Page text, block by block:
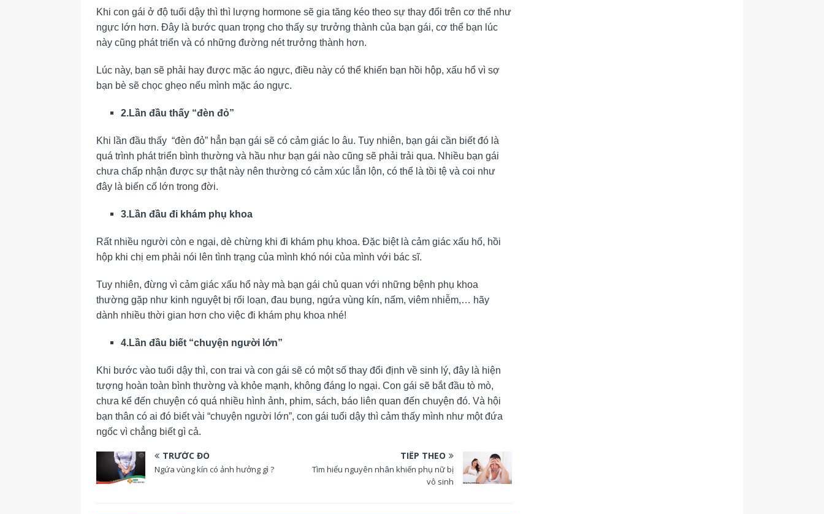
Khi con gái ở độ tuổi dậy thì thì lượng hormone sẽ gia tăng kéo theo sự thay đổi trên cơ thể như
ngực lớn hơn. Đây là bước quan trọng cho thấy sự trưởng thành của bạn gái, cơ thể bạn lúc
này cũng phát triển và có những đường nét trưởng thành hơn.
Lúc này, bạn sẽ phải hay được mặc áo ngực, điều này có thể khiến bạn hồi hộp, xấu hổ vì sợ
bạn bè sẽ chọc ghẹo nếu mình mặc áo ngực.
2.Lần đầu thấy “đèn đỏ”
Khi lần đầu thấy “đèn đỏ” hẳn bạn gái sẽ có cảm giác lo âu. Tuy nhiên, bạn gái cần biết đó là
quá trình phát triển bình thường và hầu như bạn gái nào cũng sẽ phải trải qua. Nhiều bạn gái
chưa chấp nhận được sự thật này nên thường có cảm xúc lẫn lộn, có thể là tồi tệ và coi như
đây là biến cố lớn trong đời.
3.Lần đầu đi khám phụ khoa
Rất nhiều người còn e ngại, dè chừng khi đi khám phụ khoa. Đặc biệt là cảm giác xấu hổ, hồi
hộp khi chị em phải nói lên tình trạng của mình khó nói của mình với bác sĩ.
Tuy nhiên, đừng vì cảm giác xấu hổ này mà bạn gái chủ quan với những bệnh phụ khoa
thường gặp như kinh nguyệt bị rối loạn, đau bụng, ngứa vùng kín, nấm, viêm nhiễm,… hãy
dành nhiều thời gian hơn cho việc đi khám phụ khoa nhé!
4.Lần đầu biết “chuyện người lớn”
Khi bước vào tuổi dậy thì, con trai và con gái sẽ có một số thay đổi định về sinh lý, đây là hiện
tượng hoàn toàn bình thường và khỏe mạnh, không đáng lo ngại. Con gái sẽ bắt đầu tò mò,
chưa kể đến chuyện có quá nhiều hình ảnh, phim, sách, báo liên quan đến chuyện đó. Và hội
bạn thân có ai đó biết vài “chuyện người lớn”, con gái tuổi dậy thì cảm thấy mình như một đứa
ngốc vì chẳng biết gì cả.
TRƯỚC ĐÓ
Ngứa vùng kín có ảnh hưởng gì ?
TIẾP THEO
Tìm hiểu nguyên nhân khiến phụ nữ bị
vô sinh